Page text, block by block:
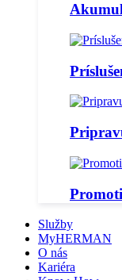
Služby
MyHERMAN
O nás
Kariéra